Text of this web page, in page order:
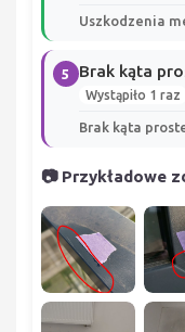
Uszkodzenia
5 Brak kąta
Wystąpiło 1 raz
Brak kąta
📷 Przykładowe